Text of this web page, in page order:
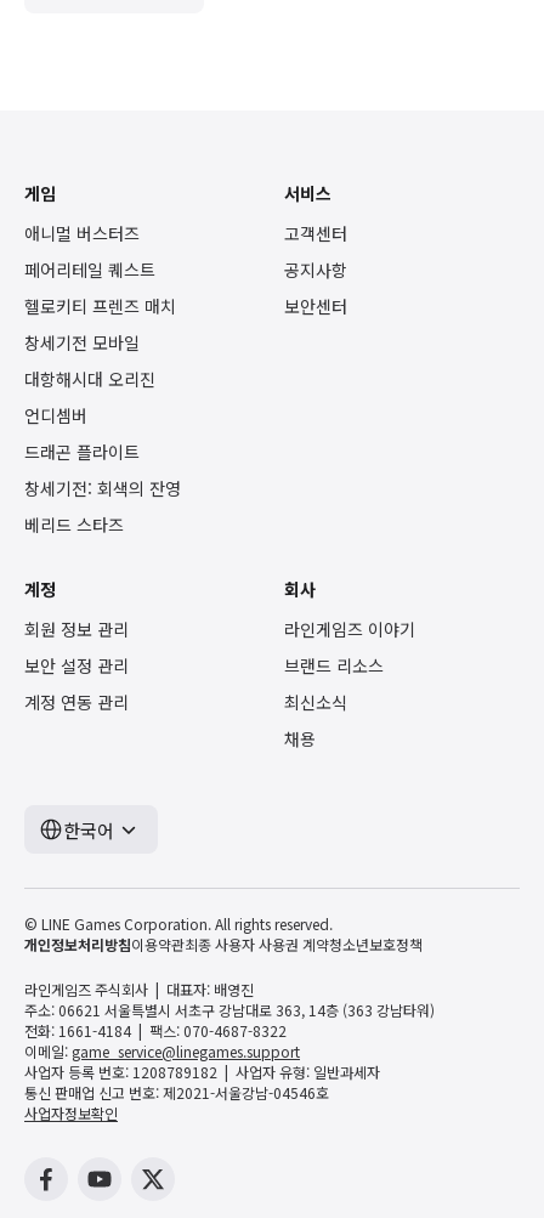
게임
애니멀 버스터즈
페어리테일 퀘스트
헬로키티 프렌즈 매치
창세기전 모바일
대항해시대 오리진
언디셈버
드래곤 플라이트
창세기전: 회색의 잔영
베리드 스타즈
서비스
고객센터
공지사항
보안센터
계정
회원 정보 관리
보안 설정 관리
계정 연동 관리
회사
라인게임즈 이야기
브랜드 리소스
최신소식
채용
한국어
© LINE Games Corporation. All rights reserved.
개인정보처리방침이용약관최종 사용자 사용권 계약청소년보호정책
라인게임즈 주식회사
대표자: 배영진
주소: 06621 서울특별시 서초구 강남대로 363, 14층 (363 강남타워)
전화: 1661-4184
팩스: 070-4687-8322
이메일: game_service@linegames.support
사업자 등록 번호: 1208789182
사업자 유형: 일반과세자
통신 판매업 신고 번호: 제2021-서울강남-04546호
사업자정보확인